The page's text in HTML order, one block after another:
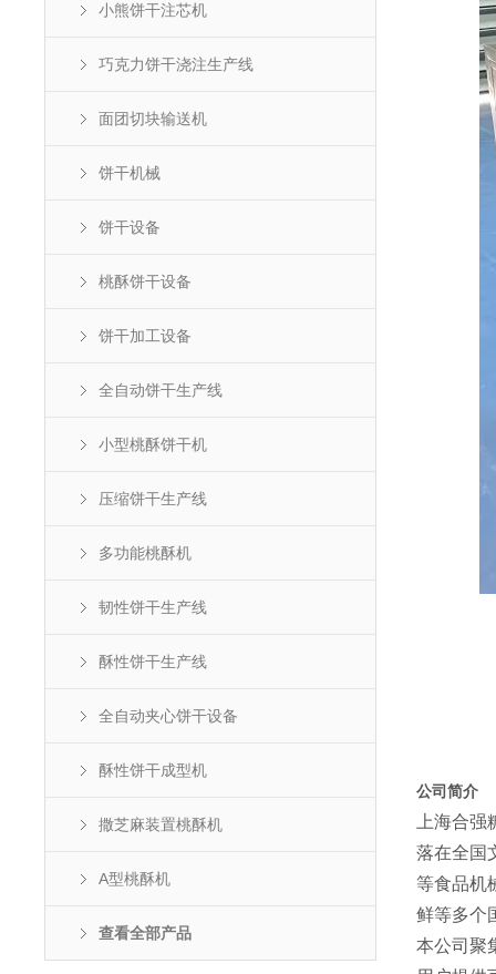
小熊饼干注芯机
巧克力饼干浇注生产线
面团切块输送机
饼干机械
饼干设备
桃酥饼干设备
饼干加工设备
全自动饼干生产线
小型桃酥饼干机
压缩饼干生产线
多功能桃酥机
韧性饼干生产线
酥性饼干生产线
全自动夹心饼干设备
酥性饼干成型机
撒芝麻装置桃酥机
A型桃酥机
查看全部产品
公司简介
上海合
落在全国
等食品机
鲜等多个
本公司聚